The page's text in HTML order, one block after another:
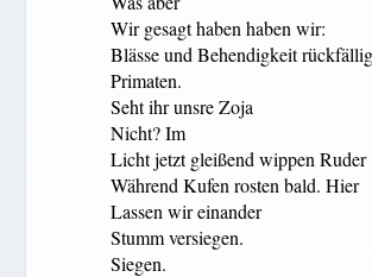
Wir gesagt haben haben wir:
Blässe und Behendigkeit
Primaten.
Seht ihr unsre Zoja
Nicht? Im
Licht jetzt gleißend wippen Ruder
Während Kufen rosten bald. Hier
Lassen wir einander
Stumm versiegen.
Siegen.